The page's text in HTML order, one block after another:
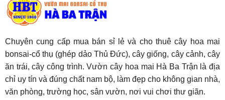
Chuyên cung cấp mua bán sỉ lẻ và cho thuê cây hoa mai
bonsai-cổ thụ (ghép dảo Thủ Đức), cây giống, cây cảnh, cây
ăn trái, cây công trình. Vườn cây hoa mai Hà Ba Trận là địa
chỉ uy tín và đúng chất nam bộ, làm đẹp cho không gian nhà,
văn phòng, trường học, sân vườn, nơi vui chơi thư giãn.